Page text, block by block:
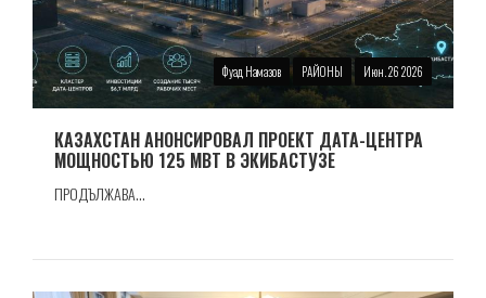
Фуад Намазов РАЙОНЫ Июн. 26 2026
КАЗАХСТАН АНОНСИРОВАЛ ПРОЕКТ ДАТА-ЦЕНТРА
МОЩНОСТЬЮ 125 МВТ В ЭКИБАСТУЗЕ
ПРОДЪЛЖАВА...